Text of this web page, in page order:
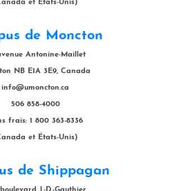
et États-Unis)
de Moncton
Antonine-Maillet
NB E1A 3E9, Canada
info@umoncton.ca
506 858-4000
frais: 1 800 363-8336
et États-Unis)
de Shippagan